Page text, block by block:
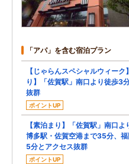
「アパ」を含む宿泊プラン
【じゃらんスペシャルウィーク
り】「佐賀駅」南口より徒歩3
抜群
ポイントUP
【素泊まり】「佐賀駅」南口よ
博多駅・佐賀空港まで35分、
5分とアクセス抜群
ポイントUP